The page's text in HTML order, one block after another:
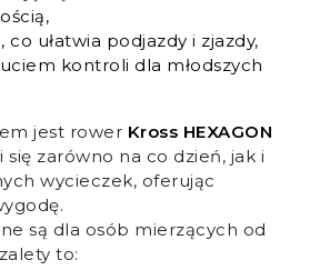
co ułatwia podjazdy i zjazdy,
kontroli dla młodszych
jest rower Kross HEXAGON
się zarówno na co dzień, jak i
wycieczek, oferując
są dla osób mierzących od
to: